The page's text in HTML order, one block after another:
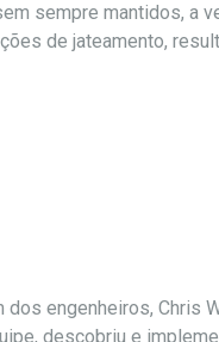
sempre mantidos, a
de jateamento,
dos engenheiros, Chris
descobriu e